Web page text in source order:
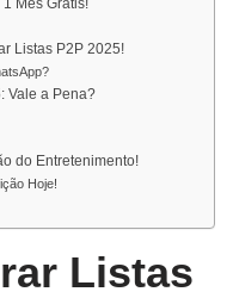
Mês Grátis!
Listas P2P 2025!
Vale a Pena?
do Entretenimento!
Hoje!
Listas